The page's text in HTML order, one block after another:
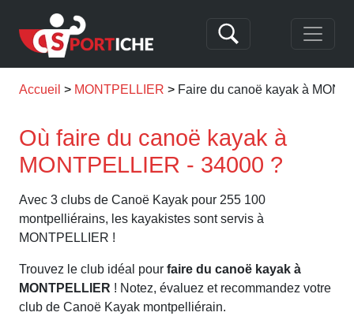
Accueil MONTPELLIER Faire du canoë kayak à
Où faire du canoë kayak à
MONTPELLIER - 34000 ?
Avec 3 clubs de Canoë Kayak pour 255 100
montpelliérains, les kayakistes sont servis à
MONTPELLIER !
Trouvez le club idéal pour faire du canoë kayak à
MONTPELLIER ! Notez, évaluez et recommandez votre
club de Canoë Kayak montpelliérain.